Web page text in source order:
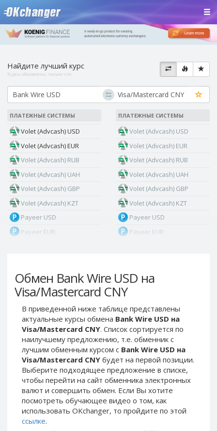
Обмен Bank Wire USD на
Visa/Mastercard CNY
В приведенной ниже таблице представлены
актуальные курсы обмена Bank Wire USD на
Visa/Mastercard CNY. Список сортируется по
наилучшему предложению, т.е. обменник с
лучшим обменным курсом с Bank Wire USD на
Visa/Mastercard CNY будет на первой позиции.
Выберите подходящее предложение в списке,
чтобы перейти на сайт обменника электронных
валют и совершить обмен. Если Вы хотите
посмотреть обучающее видео о том, как
использовать OKchanger, то пройдите по этой
ссылке.
Найдите лучший курс
Курсы обновлены: только что
ПЛАТЕЖНЫЕ СИСТЕМЫ
Volet (Advcash) USD
Volet (Advcash) EUR
Volet (Advcash) RUB
Volet (Advcash) UAH
Volet (Advcash) GBP
Volet (Advcash) KZT
Payeer USD
Payeer EUR
Payeer Tether ERC20
(USDT)
Payeer UAH
ЮMoney RUB
ЮMoney KZT
PayPal USD
PayPal EUR
PayPal GBP
PayPal CAD
PayPal AUD
PayPal RUB
PayPal CZK
ПЛАТЕЖНЫЕ СИСТЕМЫ
Volet (Advcash) USD
Volet (Advcash) EUR
Volet (Advcash) RUB
Volet (Advcash) UAH
Volet (Advcash) GBP
Volet (Advcash) KZT
Payeer USD
Payeer EUR
Payeer Tether ERC20
(USDT)
ЮMoney RUB
ЮMoney KZT
PayPal USD
PayPal EUR
PayPal GBP
PayPal CAD
PayPal AUD
PayPal RUB